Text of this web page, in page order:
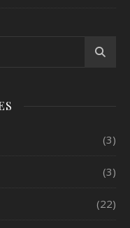
(3)
(3)
(22)